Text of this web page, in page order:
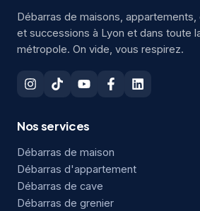
Débarras de maisons, appartements,
et successions à Lyon et dans toute
métropole. On vide, vous respirez.
Nos services
Débarras de maison
Débarras d'appartement
Débarras de cave
Débarras de grenier